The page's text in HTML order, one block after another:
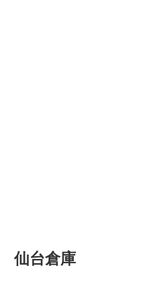
仙台倉庫